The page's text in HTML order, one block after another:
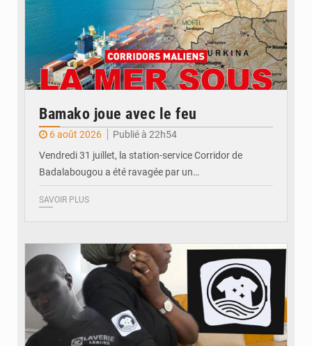
Bamako joue avec le feu
6 août 2026
Publié à 22h54
Vendredi 31 juillet, la station-service Corridor de
Badalabougou a été ravagée par un…
SAVOIR PLUS